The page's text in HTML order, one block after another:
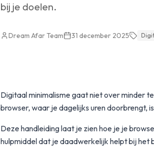
bij je doelen.
Dream Afar Team 31 december 2025
Digitaal minimalisme gaat niet over minder
browser, waar je dagelijks uren doorbrengt,
Deze handleiding laat je zien hoe je je
hulpmiddel dat je daadwerkelijk helpt bij het